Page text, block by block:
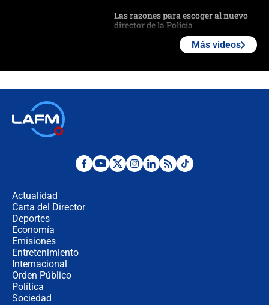
Las razones para escoger al nuevo
director de la Policía
"No hubo fraude ni posibilidad de
Más videos
Actualidad
Carta del Director
Deportes
Economía
Emisiones
Entretenimiento
Internacional
Orden Público
Política
Sociedad